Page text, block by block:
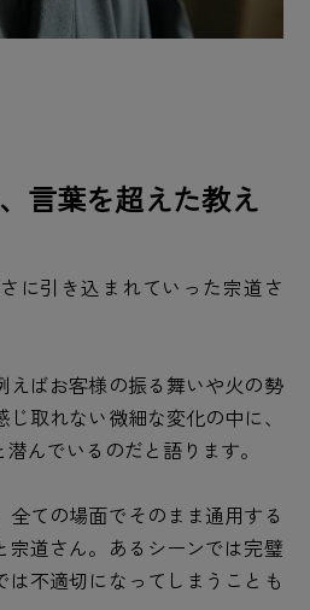
言葉を超えた教え
に引き込まれていった宗道さ
えばお客様の振る舞いや火の勢
取れない微細な変化の中に、
んでいるのだと語ります。
全ての場面でそのまま通用する
宗道さん。あるシーンでは完璧
は不適切になってしまうことも